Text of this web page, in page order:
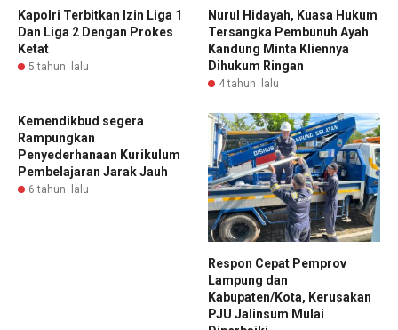
Kapolri Terbitkan Izin Liga 1
Dan Liga 2 Dengan Prokes
Ketat
5 tahun lalu
Nurul Hidayah, Kuasa Hukum
Tersangka Pembunuh Ayah
Kandung Minta Kliennya
Dihukum Ringan
4 tahun lalu
Kemendikbud segera
Rampungkan
Penyederhanaan Kurikulum
Pembelajaran Jarak Jauh
6 tahun lalu
Respon Cepat Pemprov
Lampung dan
Kabupaten/Kota, Kerusakan
PJU Jalinsum Mulai